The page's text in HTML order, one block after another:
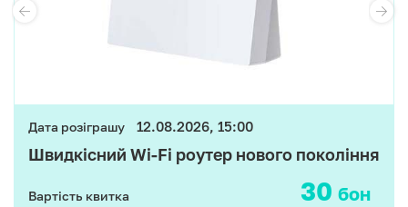
Дата розіграшу 12.08.2026, 15:00
Швидкісний Wi-Fi роутер нового покоління
Вартість квитка 30 бон